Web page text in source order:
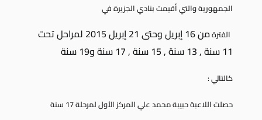
الجمهورية والتي أقيمت بنادي الجزيرة في
الفترة
من 16 إبريل وحتى 21 إبريل 2015 لمراحل تحت
11 سنة , 13 سنة , 15 سنة , 17 سنة و19 سنة
كالتالي :
حصلت اللاعبة حبيبة محمد علي المركز الأول لمرحلة 17 سنة